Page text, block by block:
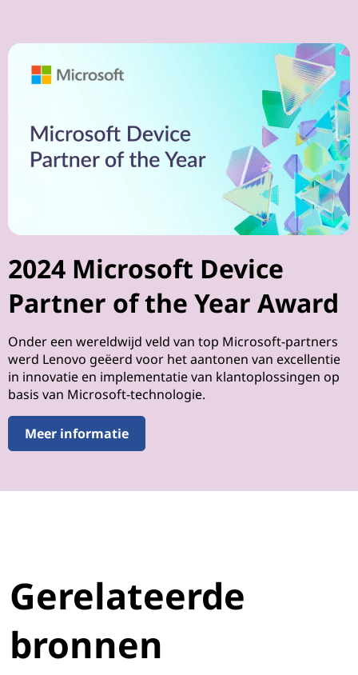
2024 Microsoft Device
Partner of the Year Award
Onder een wereldwijd veld van top Microsoft-partners
werd Lenovo geëerd voor het aantonen van excellentie
in innovatie en implementatie van klantoplossingen op
basis van Microsoft-technologie.
Meer informatie
Gerelateerde
bronnen